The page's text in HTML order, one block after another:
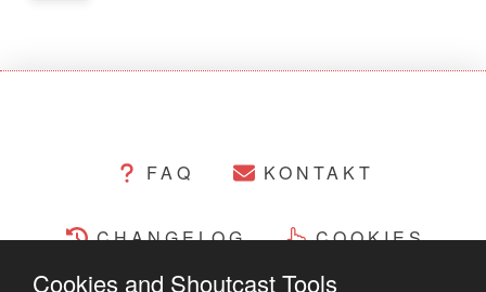
FAQ KONTAKT
CHANGELOG COOKIES
Cookies and Shoutcast Tools